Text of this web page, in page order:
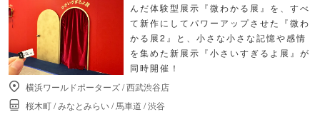
んだ体験型展示『微わかる展』を、すべ
て新作にしてパワーアップさせた『微わ
かる展2』と、小さな小さな記憶や感情
を集めた新展示『小さいすぎるよ展』が
同時開催！
横浜ワールドポーターズ/西武渋谷店
桜木町/みなとみらい/馬車道 /渋谷